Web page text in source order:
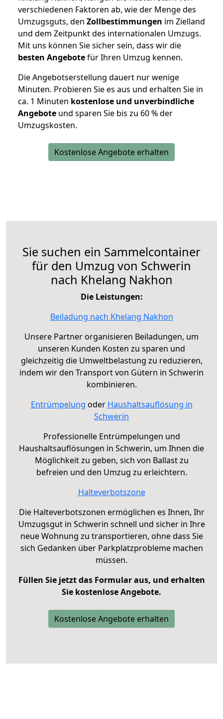
verschiedenen Faktoren ab, wie der Menge des
Umzugsguts, den Zollbestimmungen im Zielland
und dem Zeitpunkt des internationalen Umzugs.
Mit uns können Sie sicher sein, dass wir die
besten Angebotefür Ihren Umzug kennen.
Die Angebotserstellung dauert nur wenige
Minuten. Probieren Sie es aus und erhalten Sie in
ca. 1 Minuten kostenlose und unverbindliche
Angebote und sparen Sie bis zu 60 % der
Umzugskosten.
Kostenlose Angebote erhalten
Sie suchen ein Sammelcontainer
für den Umzug von Schwerin
nach Khelang Nakhon
Die Leistungen:
Beiladung nach Khelang Nakhon
Unsere Partner organisieren Beiladungen, um
unseren Kunden Kosten zu sparen und
gleichzeitig die Umweltbelastung zu reduzieren,
indem wir den Transport von Gütern in Schwerin
kombinieren.
Entrümpelung oder Haushaltsauflösung in
Schwerin
Professionelle Entrümpelungen und
Haushaltsauflösungen in Schwerin, um Ihnen die
Möglichkeit zu geben, sich von Ballast zu
befreien und den Umzug zu erleichtern.
Halteverbotszone
Die Halteverbotszonen ermöglichen es Ihnen, Ihr
Umzugsgut in Schwerin schnell und sicher in Ihre
neue Wohnung zu transportieren, ohne dass Sie
sich Gedanken über Parkplatzprobleme machen
müssen.
Füllen Sie jetzt das Formular aus, und erhalten
Sie kostenlose Angebote.
Kostenlose Angebote erhalten